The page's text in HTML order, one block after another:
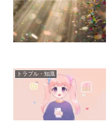
トラブル・知識